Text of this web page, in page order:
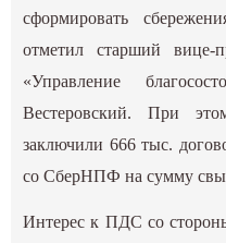
сформировать
отметил старший вице-
«Управление
Вестеровский. При
заключили 666 тыс.
со СберНПФ на сумму
Интерес к ПДС со стороны